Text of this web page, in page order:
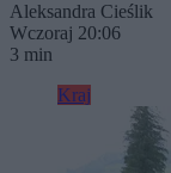
Aleksandra Cieślik
Wczoraj 20:06
3 min
Kraj